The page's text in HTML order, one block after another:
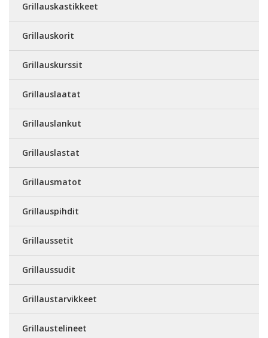
Grillauskastikkeet
Grillauskorit
Grillauskurssit
Grillauslaatat
Grillauslankut
Grillauslastat
Grillausmatot
Grillauspihdit
Grillaussetit
Grillaussudit
Grillaustarvikkeet
Grillaustelineet